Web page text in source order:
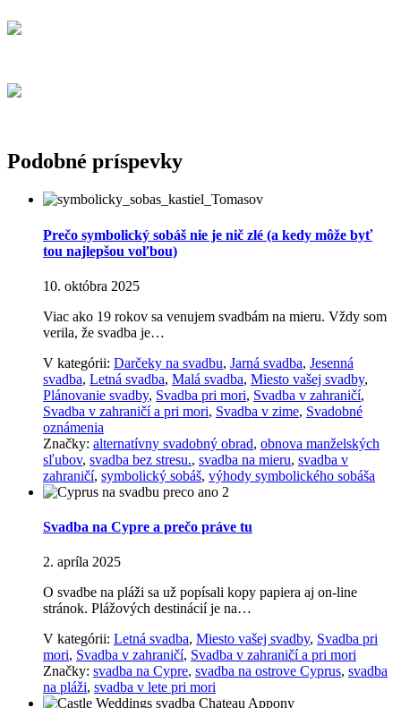
Podobné príspevky
Prečo symbolický sobáš nie je nič zlé (a kedy môže byť
tou najlepšou voľbou)
10. októbra 2025
Viac ako 19 rokov sa venujem svadbám na mieru. Vždy som
verila, že svadba je…
V kategórii: Darčeky na svadbu, Jarná svadba, Jesenná
svadba, Letná svadba, Malá svadba, Miesto vašej svadby,
Plánovanie svadby, Svadba pri mori, Svadba v zahraničí,
Svadba v zahraničí a pri mori, Svadba v zime, Svadobné
oznámenia
Značky: alternatívny svadobný obrad, obnova manželských
sľubov, svadba bez stresu., svadba na mieru, svadba v
zahraničí, symbolický sobáš, výhody symbolického sobáša
Svadba na Cypre a prečo práve tu
2. apríla 2025
O svadbe na pláži sa už popísali kopy papiera aj on-line
stránok. Plážových destinácií je na…
V kategórii: Letná svadba, Miesto vašej svadby, Svadba pri
mori, Svadba v zahraničí, Svadba v zahraničí a pri mori
Značky: svadba na Cypre, svadba na ostrove Cyprus, svadba
na pláži, svadba v lete pri mori